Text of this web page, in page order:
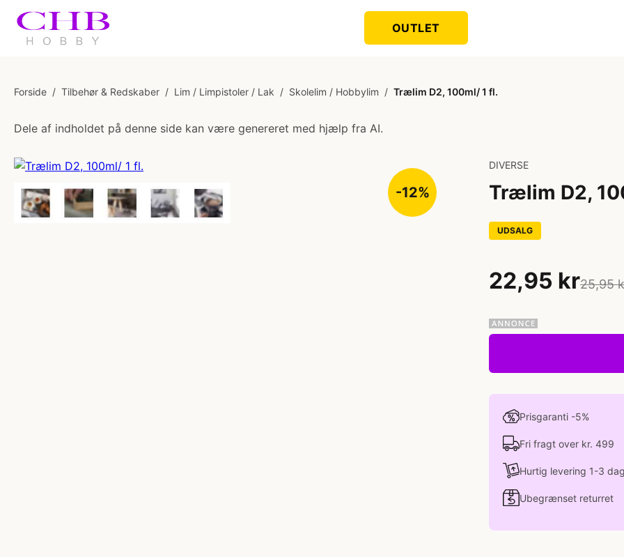
OUTLET
Forside / Tilbehør & Redskaber / Lim / Limpistoler / Lak / Skolelim / Hobbylim / Trælim D2, 100ml/ 1 fl.
Dele af indholdet på denne side kan være genereret med hjælp fra AI.
-12%
DIVERSE
Trælim D2,
UDSALG
22,95 kr25,95
Prisgaranti -5%
Fri fragt over kr. 499
Hurtig levering 1-3
Ubegrænset returret